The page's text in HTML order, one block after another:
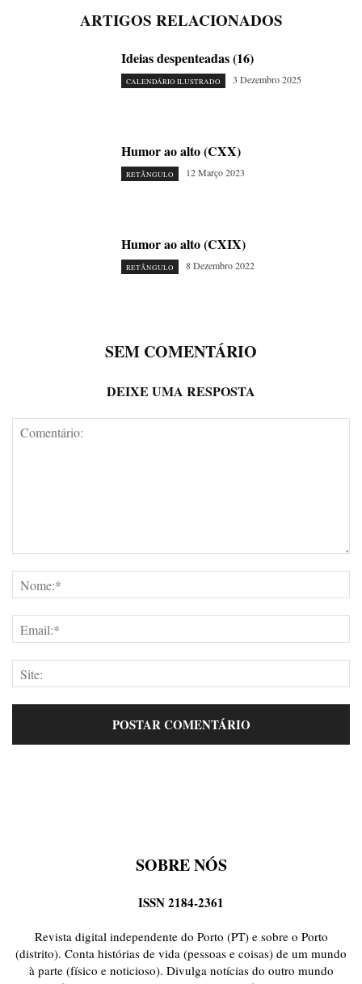
ARTIGOS RELACIONADOS
Ideias despenteadas (16)
CALENDÁRIO ILUSTRADO 3 Dezembro 2025
Humor ao alto (CXX)
RETÂNGULO 12 Março 2023
Humor ao alto (CXIX)
RETÂNGULO 8 Dezembro 2022
SEM COMENTÁRIO
DEIXE UMA RESPOSTA
SOBRE NÓS
ISSN 2184-2361
Revista digital independente do Porto (PT) e sobre o Porto
(distrito). Conta histórias de vida (pessoas e coisas) de um mundo
à parte (físico e noticioso). Divulga notícias do outro mundo